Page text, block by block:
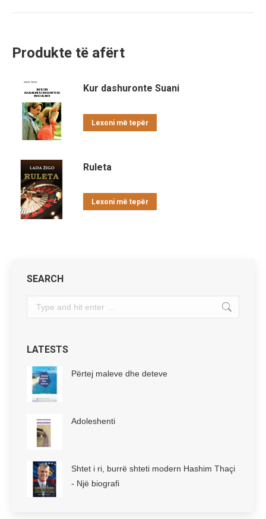
Produkte të afërt
Kur dashuronte Suani
Lexoni më tepër
Ruleta
Lexoni më tepër
SEARCH
Search:
LATESTS
Përtej maleve dhe deteve
Adoleshenti
Shtet i ri, burrë shteti modern Hashim Thaçi
- Një biografi